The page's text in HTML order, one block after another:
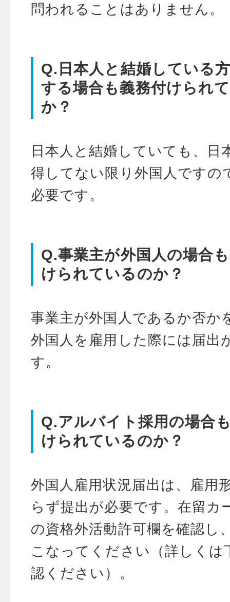
問われることはありません。
Q.日本人と結婚している
する場合も義務付けられ
か？
日本人と結婚していても、日
得してない限り外国人ですの
必要です。
Q.事業主が外国人の場合
けられているのか？
事業主が外国人であるか否か
外国人を雇用した際には届出
す。
Q.アルバイト採用の場合
けられているのか？
外国人雇用状況届出は、雇用
らず提出が必要です。在留カ
の資格外活動許可欄を確認し
こなってください（詳しくは
認ください）。